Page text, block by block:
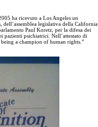
ha ricevuto a Los Angeles un
, dell’assemblea legislativa della California
Paul Koretz, per la difesa dei
psichiatrici. Nell’attestato di
a champion of human rights.”